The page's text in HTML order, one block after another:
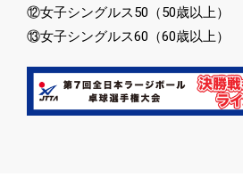
⑫女子シングルス50（50歳以上）
⑬女子シングルス60（60歳以上）